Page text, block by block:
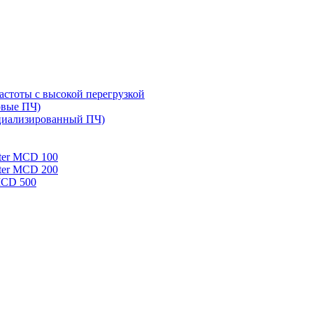
с высокой перегрузкой
ПЧ)
ПЧ)
MCD 100
MCD 200
500